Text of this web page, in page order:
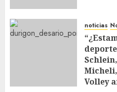
4
“¿Estamos
demagogia
Micheli,
antes que yo”
JULIO 18, 2026
Noticias
España-
noticias
Volley